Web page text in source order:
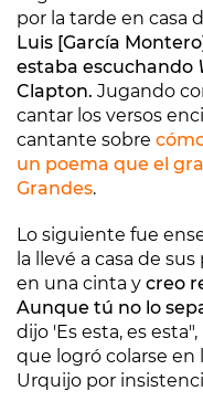
por la tarde en casa
Luis [García
estaba escuchando
Clapton. Jugando
cantar los versos
cantante sobre
un poema que el
Grandes.
Lo siguiente fue
la llevé a casa de
en una cinta y creo
Aunque tú no lo
dijo 'Es esta, es
que logró colarse en
Urquijo por